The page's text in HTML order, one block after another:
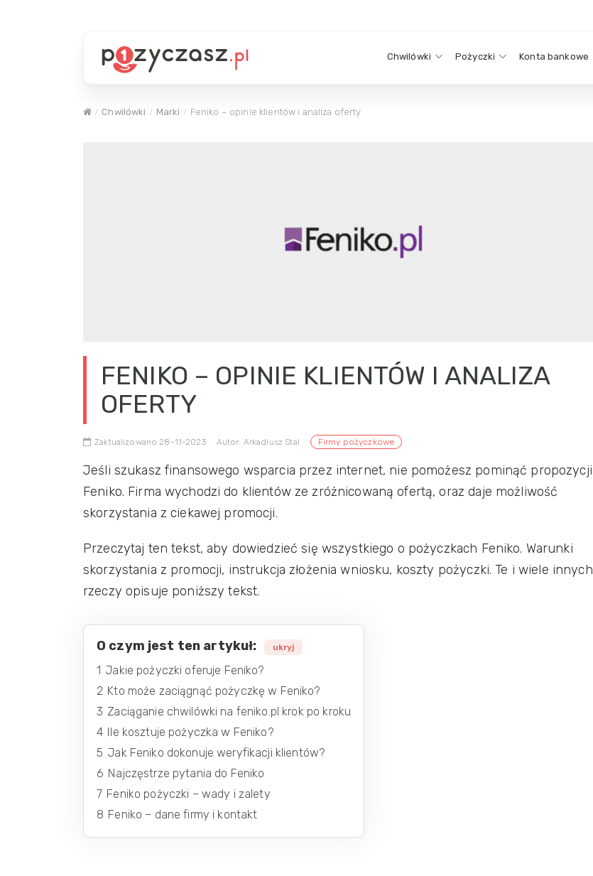
Chwilówki Pożyczki Konta bankowe
Chwilówki Marki Feniko – opinie klientów i analiza oferty
FENIKO – OPINIE KLIENTÓW I ANALIZA
OFERTY
Zaktualizowano 28-11-2023 Autor: Arkadiusz Stal Firmy pożyczkowe
Jeśli szukasz finansowego wsparcia przez internet, nie pomożesz pominąć propozycji
Feniko. Firma wychodzi do klientów ze zróżnicowaną ofertą, oraz daje możliwość
skorzystania z ciekawej promocji.
Przeczytaj ten tekst, aby dowiedzieć się wszystkiego o pożyczkach Feniko. Warunki
skorzystania z promocji, instrukcja złożenia wniosku, koszty pożyczki. Te i wiele innych
rzeczy opisuje poniższy tekst.
O czym jest ten artykuł: ukryj
1 Jakie pożyczki oferuje Feniko?
2 Kto może zaciągnąć pożyczkę w Feniko?
3 Zaciąganie chwilówki na feniko.pl krok po kroku
4
Ile kosztuje pożyczka w Feniko?
5 Jak Feniko dokonuje weryfikacji klientów?
6 Najczęstrze pytania do Feniko
7 Feniko pożyczki – wady i zalety
8 Feniko – dane firmy i kontakt